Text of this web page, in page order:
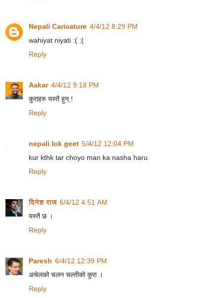
Nepali Caricature 4/4/12 8:29 PM
wahiyat niyati :( :(
Reply
Aakar 4/4/12 9:18 PM
कुराहरु यस्तै हुन् !
Reply
nepali lok geet 5/4/12 12:04 PM
kur kthk tar choyo man ka nasha haru
Reply
दिनेश राज 6/4/12 4:51 AM
यस्तै छ ।
Reply
Paresh 6/4/12 12:39 PM
अचेलको चलन चल्तीको कुरा ।
Reply